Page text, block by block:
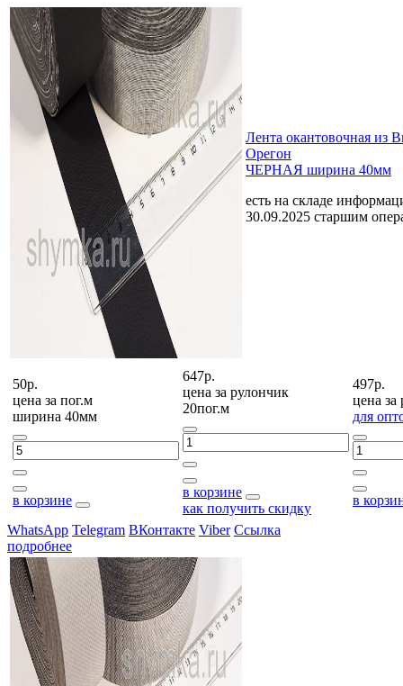
Лента окантовочная из
Орегон
ЧЕРНАЯ ширина 40мм
есть на складе
30.09.2025 старшим
50р.
цена за пог.м
ширина 40мм
в корзине
647р.
цена за рулончик
20пог.м
в корзине
как получить скидку
497р.
цена за
для
в
WhatsApp Telegram ВКонтакте Viber Ссылка
подробнее